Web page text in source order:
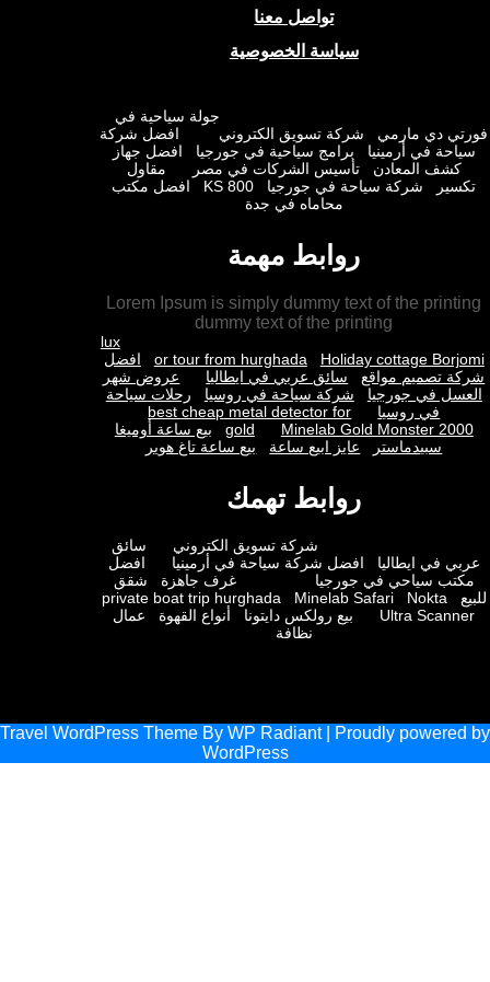
تواصل معنا
سياسة الخصوصية
جولة سياحية في
دي مارمي
شركة تسويق الكتروني
افضل شركة
في أرمينيا
برامج سياحية في جورجيا
افضل جهاز
المعادن
تأسيس الشركات في مصر
مقاول
شركة سياحة في جورجيا KS 800
افضل مكتب
محاماه في جدة
روابط مهمة
Lorem Ipsum is simply dummy text of the
dummy text of the printing
or tour from hurghada
Holiday cottage
افضل
تصميم مواقع
سائق عربي في ايطاليا
عروض شهر
في جورجيا
شركة سياحة في روسيا
رحلات سياحة
في روسيا
best cheap metal detector for
gold
Minelab Gold Monster
بيع ساعة أوميغا
سبيدماستر
عايز ابيع ساعة بيع ساعة تاغ هوير
روابط تهمك
شركة تسويق الكتروني
سائق
في ايطاليا
افضل شركة سياحة في أرمينيا
افضل
سياحي في جورجيا
غرف جاهزة
شقق
private boat trip hurghada
Minelab Safari
Nokta
Ultra
بيع رولكس دايتونا أنواع القهوة
عمال
نظافة
Travel WordPress ThemeBy WP Radiant| Proudly
WordPress